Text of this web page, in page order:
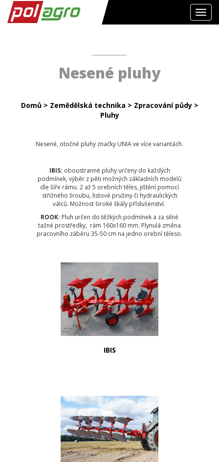
Nesené pluhy
Domů> Zemědělská technika > Zpracování půdy>
Pluhy
Nesené, otočné pluhy značky UNIA ve více variantách.
IBIS: oboustranné pluhy určeny do každých
podmínek, výběr z pěti možných základních modelů
dle šíře rámu. 2 až 5 orebních těles, jištění pomocí
střižného šroubu, listové pružiny či hydraulických
válců. Možnost široké škály příslušenství.
ROOK: Pluh určen do těžkých podmínek a za silné
tažné prostředky, rám 160x160 mm. Plynulá změna
pracovního záběru 35-50 cm na jedno orební těleso.
IBIS